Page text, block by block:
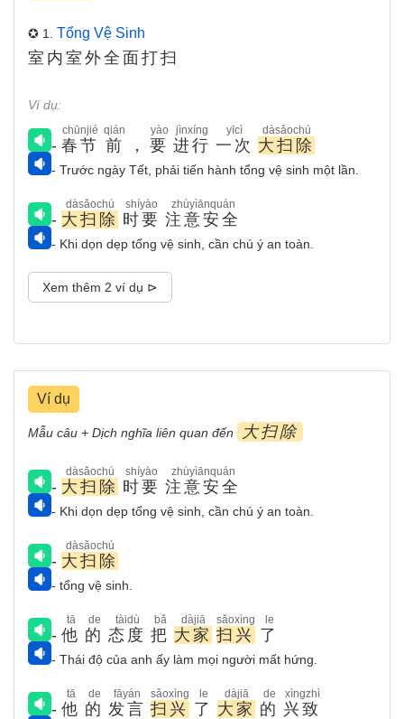
✪ 1. Tổng Vệ Sinh
室内室外全面打扫
Ví dụ:
- 春节
chūnjié
前
qián
， 要
yào
进行
jìnxíng
一次
yīcì
大扫除
dàsǎochú
- Trước ngày Tết, phải tiến hành tổng vệ sinh một lần.
- 大扫除
dàsǎochú
时要
shíyào
注意安全
zhùyìānquán
- Khi dọn dẹp tổng vệ sinh, cần chú ý an toàn.
Xem thêm 2 ví dụ ⊳
Ví dụ
Mẫu câu + Dịch nghĩa liên quan đến 大扫除
- 大扫除
dàsǎochú
时要
shíyào
注意安全
zhùyìānquán
- Khi dọn dẹp tổng vệ sinh, cần chú ý an toàn.
- 大扫除
dàsǎochú
- tổng vệ sinh.
- 他
tā
的
de
态度
tàidù
把
bǎ
大家
dàjiā
扫兴
sǎoxìng
了
le
- Thái độ của anh ấy làm mọi người mất hứng.
- 他
tā
的
de
发言
fāyán
扫兴
sǎoxìng
了
le
大家
dàjiā
的
de
兴致
xìngzhì